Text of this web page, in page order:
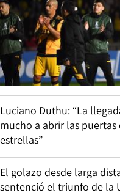
Luciano Duthu: “La
mucho a abrir las
estrellas”
El golazo desde larga
sentenció el triunfo de la